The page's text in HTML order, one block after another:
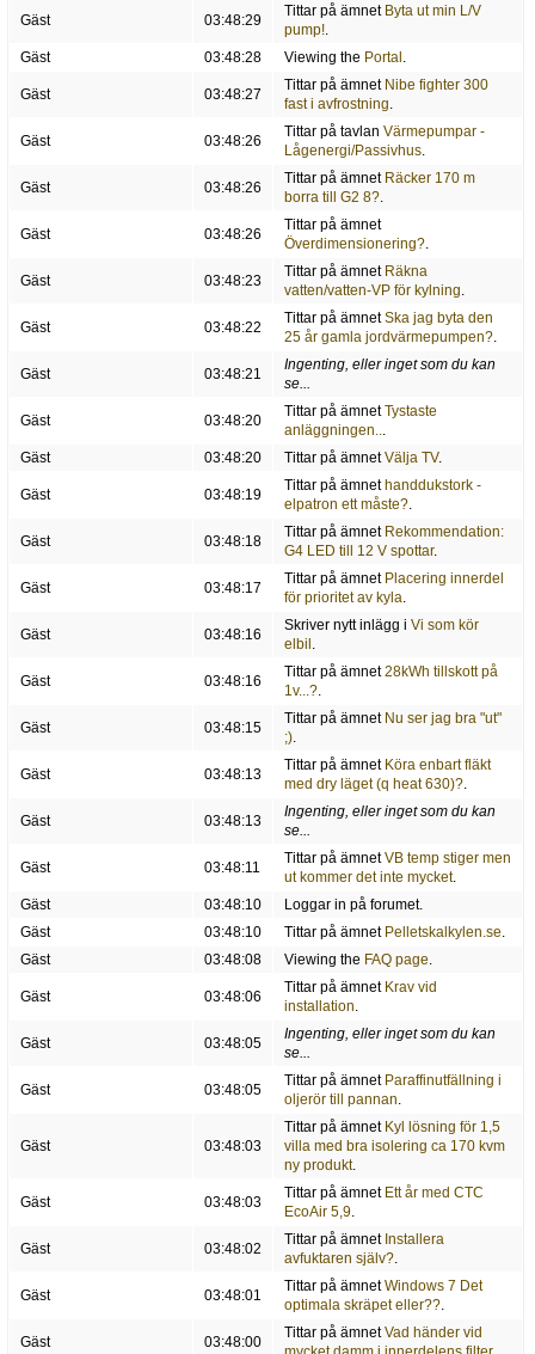
Gäst 03:48:29
Tittar på ämnet Byta ut min L/V
pump!.
Gäst
03:48:28 Viewing the Portal .
Gäst 03:48:27
Tittar på ämnet Nibe fighter 300
fast i avfrostning.
Gäst 03:48:26
Tittar på tavlan Värmepumpar -
Lågenergi/Passivhus.
Gäst 03:48:26
Tittar på ämnet Räcker 170 m
borra till G2 8?.
Gäst 03:48:26
Tittar på ämnet
Överdimensionering?.
Gäst 03:48:23
Tittar på ämnet Räkna
vatten/vatten-VP för kylning.
Gäst 03:48:22
Tittar på ämnetSka jag byta den
25 år gamla jordvärmepumpen?.
Gäst 03:48:21
Ingenting, eller inget som du kan
se...
Gäst 03:48:20
Tittar på ämnetTystaste
anläggningen...
Gäst
03:48:20 Tittar på ämnetVälja TV.
Gäst 03:48:19
Tittar på ämnet handdukstork -
elpatron ett måste?.
Gäst 03:48:18
Tittar på ämnet Rekommendation:
G4 LED till 12 V spottar.
Gäst 03:48:17
Tittar på ämnet Placering innerdel
för prioritet av kyla.
Gäst 03:48:16
Skriver nytt inlägg i Vi som kör
elbil .
Gäst 03:48:16
Tittar på ämnet28kWh tillskott på
1v...?.
Gäst 03:48:15
Tittar på ämnet Nu ser jag bra "ut"
;).
Gäst 03:48:13
Tittar på ämnet Köra enbart fläkt
med dry läget (q heat 630)?.
Gäst 03:48:13
Ingenting, eller inget som du kan
se...
Gäst 03:48:11
Tittar på ämnetVB temp stiger men
ut kommer det inte mycket.
Gäst
03:48:10
Loggar in på forumet.
Gäst
03:48:10 Tittar på ämnet Pelletskalkylen.se.
Gäst
03:48:08 Viewing the FAQ page.
Gäst 03:48:06
Tittar på ämnet Krav vid
installation.
Gäst 03:48:05
Ingenting, eller inget som du kan
se...
Gäst 03:48:05
Tittar på ämnet Paraffinutfällning i
oljerör till pannan.
Gäst 03:48:03
Tittar på ämnet Kyl lösning för 1,5
villa med bra isolering ca 170 kvm
ny produkt.
Gäst 03:48:03
Tittar på ämnet Ett år med CTC
EcoAir 5,9.
Gäst 03:48:02
Tittar på ämnet Installera
avfuktaren själv?.
Gäst 03:48:01
Tittar på ämnetWindows 7 Det
optimala skräpet eller??.
Gäst 03:48:00
Tittar på ämnetVad händer vid